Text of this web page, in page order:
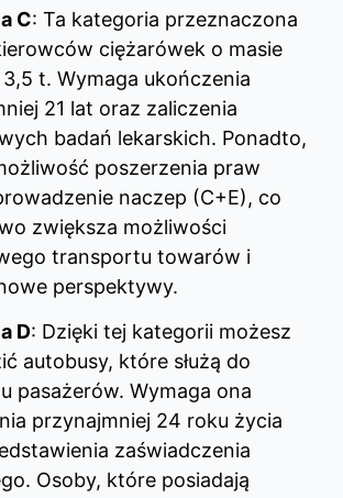
C: Ta kategoria przeznaczona
ciężarówek o masie
t. Wymaga ukończenia
21 lat oraz zaliczenia
badań lekarskich. Ponadto,
poszerzenia praw
naczep (C+E), co
zwiększa możliwości
transportu towarów i
perspektywy.
D: Dzięki tej kategorii możesz
autobusy, które służą do
pasażerów. Wymaga ona
przynajmniej 24 roku życia
zaświadczenia
Osoby, które posiadają